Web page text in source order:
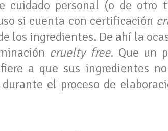
cuidado personal (o de otro
si cuenta con certificación
los ingredientes. De ahí la
cruelty free. Que un
a que sus ingredientes
el proceso de